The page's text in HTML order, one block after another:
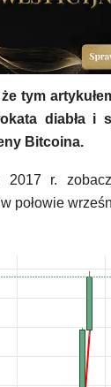
tym
diabła i
Bitcoina.
r.
połowie